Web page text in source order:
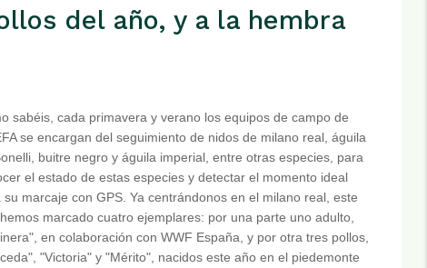
del año, y a la hembra
sabéis, cada primavera y verano los equipos de campo de
se encargan del seguimiento de nidos de milano real, águila
buitre negro y águila imperial, entre otras especies, para
el estado de estas especies y detectar el momento ideal
su marcaje con GPS. Ya centrándonos en el milano real, este
marcado cuatro ejemplares: por una parte uno adulto,
en colaboración con WWF España, y por otra tres pollos,
"Victoria" y "Mérito", nacidos este año en el piedemonte